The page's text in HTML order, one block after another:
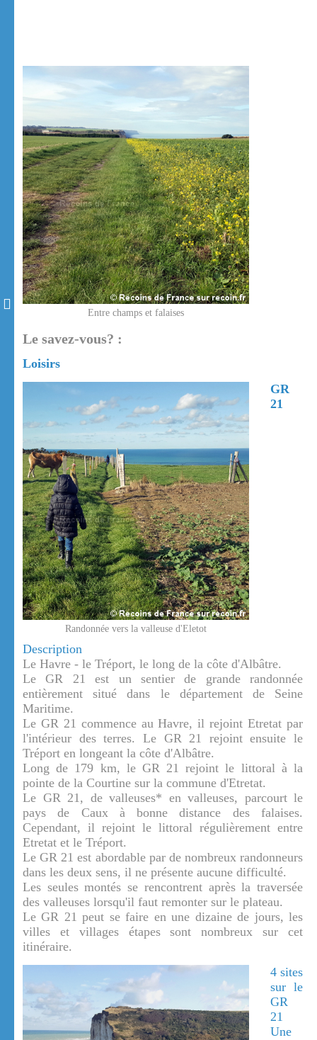
Entre champs et falaises
Le savez-vous? :
Loisirs
Randonnée vers la valleuse d'Eletot
GR
21
Description
Le Havre - le Tréport, le long de la côte d'Albâtre.
Le GR 21 est un sentier de grande randonnée
entièrement situé dans le département de Seine
Maritime.
Le GR 21 commence au Havre, il rejoint Etretat par
l'intérieur des terres. Le GR 21 rejoint ensuite le
Tréport en longeant la côte d'Albâtre.
Long de 179 km, le GR 21 rejoint le littoral à la
pointe de la Courtine sur la commune d'Etretat.
Le GR 21, de valleuses* en valleuses, parcourt le
pays de Caux à bonne distance des falaises.
Cependant, il rejoint le littoral régulièrement entre
Etretat et le Tréport.
Le GR 21 est abordable par de nombreux randonneurs
dans les deux sens, il ne présente aucune difficulté.
Les seules montés se rencontrent après la traversée
des valleuses lorsqu'il faut remonter sur le plateau.
Le GR 21 peut se faire en une dizaine de jours, les
villes et villages étapes sont nombreux sur cet
itinéraire.
4 sites
sur le
GR
21
Une